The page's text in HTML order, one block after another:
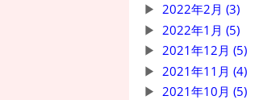
2022年2月 (3)
2022年1月 (5)
2021年12月 (5)
2021年11月 (4)
2021年10月 (5)